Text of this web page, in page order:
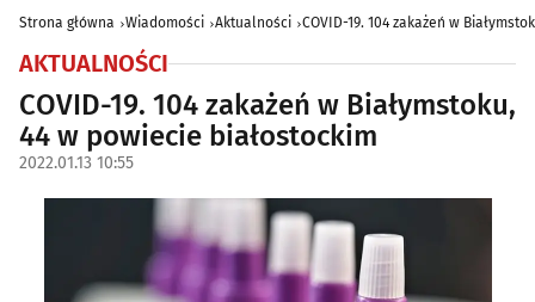
Strona główna Wiadomości Aktualności COVID-19. 104 zakażeń w
AKTUALNOŚCI
COVID-19. 104 zakażeń w Białymstoku,
44 w powiecie białostockim
2022.01.13 10:55